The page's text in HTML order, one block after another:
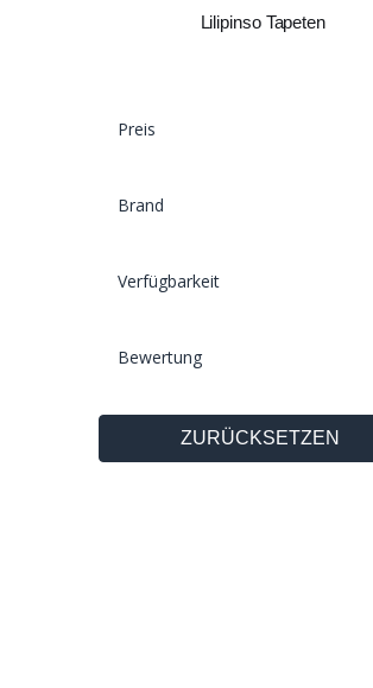
Lilipinso Tapeten
Preis
Brand
Verfügbarkeit
Bewertung
ZURÜCKSETZEN